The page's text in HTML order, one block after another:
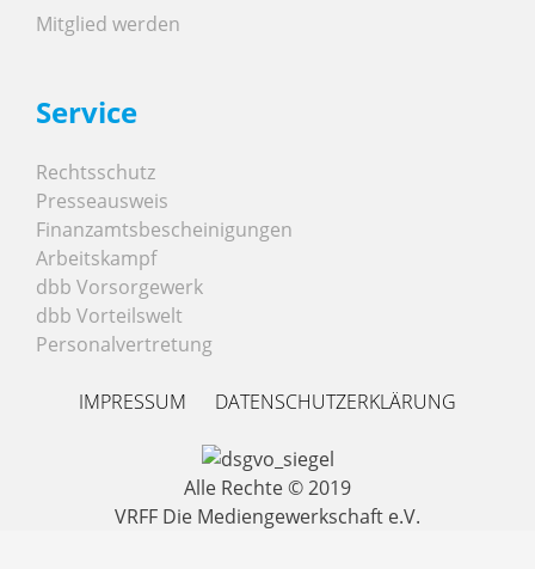
Mitglied werden
Service
Rechtsschutz
Presseausweis
Finanzamtsbescheinigungen
Arbeitskampf
dbb Vorsorgewerk
dbb Vorteilswelt
Personalvertretung
IMPRESSUM DATENSCHUTZERKLÄRUNG
Alle Rechte © 2019
VRFF Die Mediengewerkschaft e.V.